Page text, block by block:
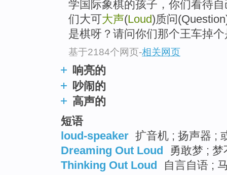
学国际象棋的孩子，你们看待
们大可大声(Loud)质问
是棋呀？请问你们那个王车掉
基于2184个网页-相关网页
响亮的
吵闹的
高声的
短语
loud-speaker 扩音机 ; 扬声器 ;
Dreaming Out Loud
勇敢梦 ;
Thinking Out Loud
自言自语 ;